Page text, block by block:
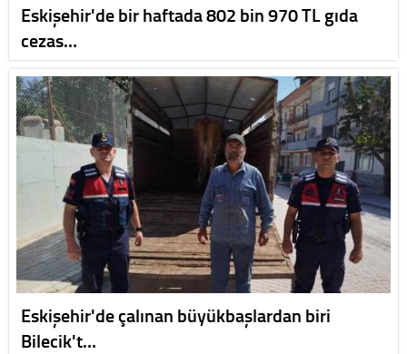
Eskişehir'de bir haftada 802 bin 970 TL gıda
cezas…
Eskişehir'de çalınan büyükbaşlardan biri
Bilecik't…